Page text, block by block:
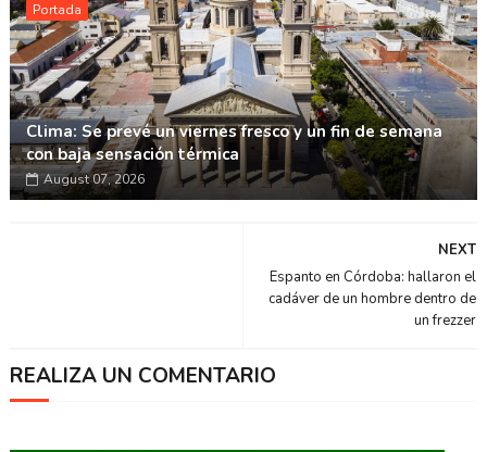
Portada
Clima: Se prevé un viernes fresco y un fin de semana
con baja sensación térmica
August 07, 2026
NEXT
Espanto en Córdoba: hallaron el
cadáver de un hombre dentro de
un frezzer
REALIZA UN COMENTARIO